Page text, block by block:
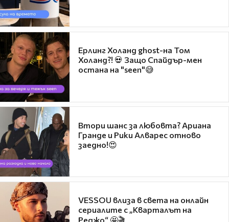
Ерлинг Холанд ghost-на Том
Холанд?! 💀 Защо Спайдър-мен
остана на "seen"😅
Втори шанс за любовта? Ариана
Гранде и Рики Алварес отново
заедно!😍
VESSOU влиза в света на онлайн
сериалите с „Кварталът на
Реджо“ 🤩🎬